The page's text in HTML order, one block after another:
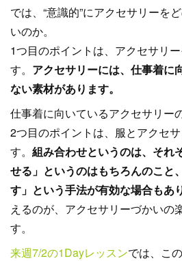
では、“意識的”にアクセサリーを
いのか。
1つ目のポイントは、アクセサリ
す。 アクセサリーには、仕事着に
ない素材があります。
仕事着に向いているアクセサリー
2つ目のポイントは、服とアクセ
す。 組み合わせというのは、それ
せる」というのはもちろんのこと
す」という手法が有効な場合もあ
えるのが、アクセサリーづかいの
す。
来週7/2の1Dayレッスンでは、こ